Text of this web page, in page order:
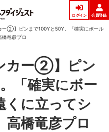
ログイン 会員登録
ー②】ピンまで100Yと50Y。「確実にボール
竜彦プロ
カー②】ピン
「確実にボー
くに立ってシ
高橋竜彦プロ